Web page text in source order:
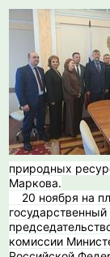
природных
Маркова.
20 ноября на
комиссии